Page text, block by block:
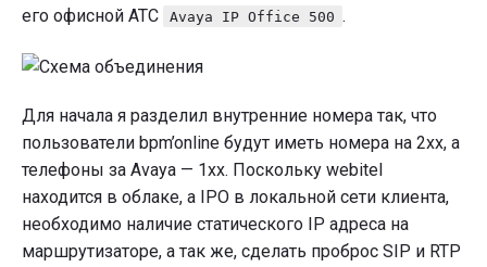
его офисной АТС
Avaya IP Office 500 .
Для начала я разделил внутренние номера так, что
пользователи bpm’online будут иметь номера на 2хх, а
телефоны за Avaya — 1хх. Поскольку webitel
находится в облаке, а IPO в локальной сети клиента,
необходимо наличие статического IP адреса на
маршрутизаторе, а так же, сделать проброс SIP и RTP